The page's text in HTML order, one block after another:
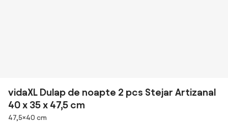
vidaXL Dulap de noapte 2 pcs Stejar Artizanal
40 x 35 x 47,5 cm
Dimensiuni
47,5×40 cm